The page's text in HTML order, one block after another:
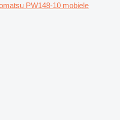
PW148-10 mobiele